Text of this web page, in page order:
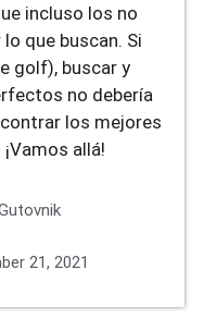
incluso los no
que buscan. Si
golf), buscar y
no debería
los mejores
allá!
21, 2021